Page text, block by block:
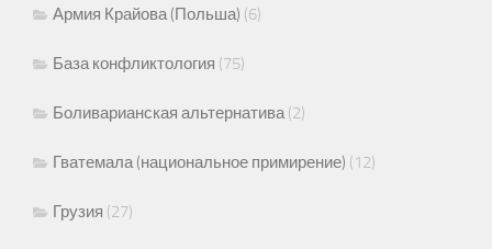
Армия Крайова (Польша) (6)
База конфликтология (75)
Боливарианская альтернатива(2)
Гватемала (национальное примирение) (12)
Грузия (27)